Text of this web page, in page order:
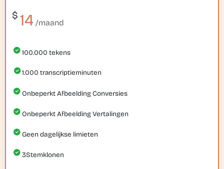
$ 14 /maand
100.000 tekens
1.000 transcriptieminuten
Onbeperkt Afbeelding Conversies
Onbeperkt Afbeelding Vertalingen
Geen dagelijkse limieten
3Stemklonen